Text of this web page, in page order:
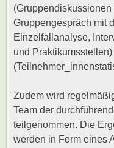
Gruppengespräch mit
Einzelfallanalyse,
und
Zudem wird
Team der
teilgenommen. Die
werden in Form eines